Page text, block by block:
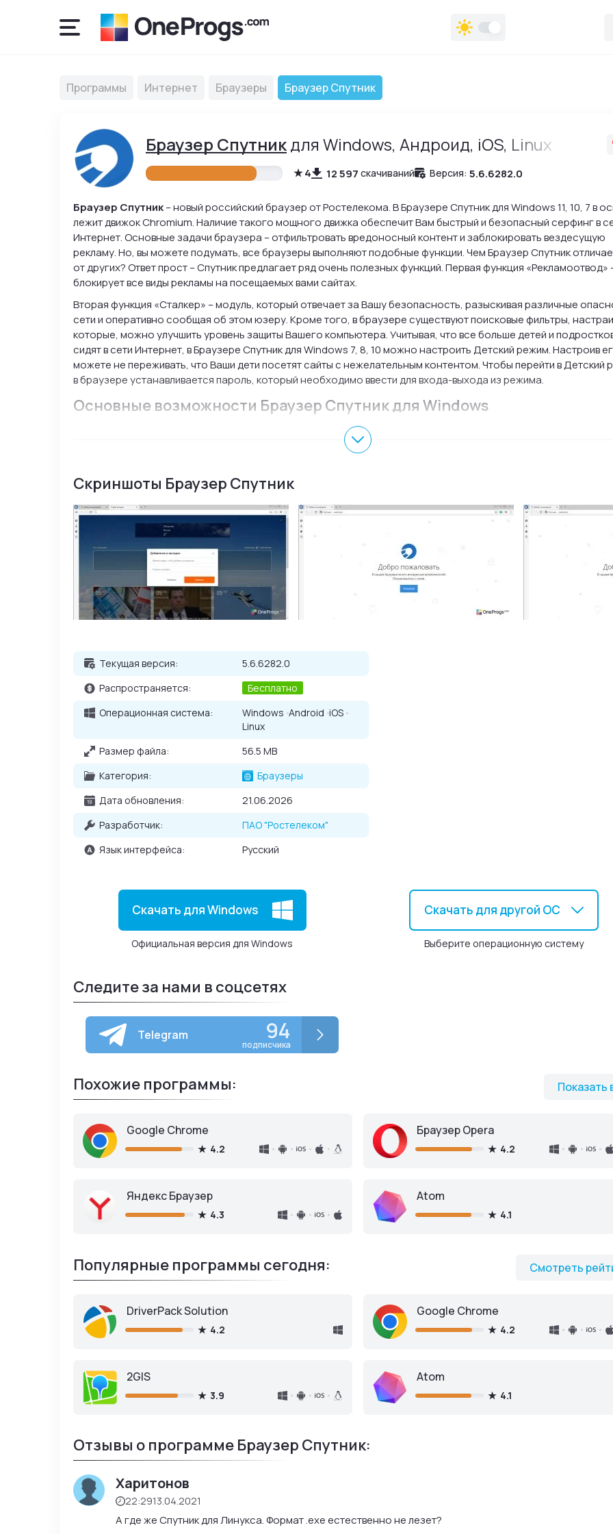
Программы Интернет Браузеры Браузер Спутник
Браузер Спутникдля Windows, Андроид, iOS, Linux
4 12 597 скачиваний Версия: 5.6.6282.0
Браузер Спутник– новый российский браузер от Ростелекома. В Браузере Спутник для Windows 11, 10, 7 в
лежит движок Chromium. Наличие такого мощного движка обеспечит Вам быстрый и безопасный серфинг в
Интернет. Основные задачи браузера – отфильтровать вредоносный контент и заблокировать вездесущую
рекламу. Но, вы можете подумать, все браузеры выполняют подобные функции. Чем Браузер Спутник
от других? Ответ прост – Спутник предлагает ряд очень полезных функций. Первая функция «Рекламоотвод»
блокирует все виды рекламы на посещаемых вами сайтах.
Вторая функция «Сталкер» – модуль, который отвечает за Вашу безопасность, разыскивая различные
сети и оперативно сообщая об этом юзеру. Кроме того, в браузере существуют поисковые фильтры,
которые, можно улучшить уровень защиты Вашего компьютера. Учитывая, что все больше детей и
сидят в сети Интернет, в Браузере Спутник для Windows 7, 8, 10 можно настроить Детский режим. Настроив
можете не переживать, что Ваши дети посетят сайты с нежелательным контентом. Чтобы перейти в Детский
в браузере устанавливается пароль, который необходимо ввести для входа-выхода из режима.
Основные возможности Браузер Спутник для Windows
Функция Рекламоотвод – блокиратор рекламного контента;
Настраиваемые поисковые фильтры;
Поддержка Детского режима;
Интерфейс Новой вкладки в стиле Windows 8 с полезными ссылками;
Поддержка расширений совместимых с браузером от Google.
Браузер Спутник на компьютер имеет простой и понятный интерфейс. Новая вкладка выполнена в стиле
– представляет собой набор плиток, в которых Вы можете узнать информацию о погоде, новостях, курсах
программах передач. Есть отдельные плитки, пройдя по которым, Вы попадете на полезные сайты, такие как
справочные сайты от Спутника. Браузер Спутник очень похож на
которые совместимы с браузерами от Гугл. Вы всегда сможете
Скриншоты Браузер Спутник
Текущая версия:
5.6.6282.0
Распространяется:
Бесплатно
Операционная система:
Windows Android iOS
Linux
Размер файла:
56.5 MB
Категория:
Браузеры
Дата обновления:
21.06.2026
Разработчик:
ПАО "Ростелеком"
Язык интерфейса:
Русский
Скачать для Windows
Официальная версия для Windows
Скачать для другой ОС
Выберите операционную систему
Следите за нами в соцсетях
Telegram 94
подписчика
Похожие программы: Показать
Google Chrome
4.2
Браузер Opera
4.2
Яндекс Браузер
4.3
Atom
4.1
Популярные программы сегодня: Смотреть
DriverPack Solution
4.2
Google Chrome
4.2
2GIS
3.9
Atom
4.1
Отзывы о программе Браузер Спутник:
Харитонов
22:2913.04.2021
А где же Спутник для Линукса. Формат .exe естественно не лезет?